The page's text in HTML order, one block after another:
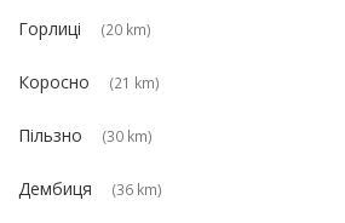
Горлиці (20 km)
Коросно (21 km)
Пільзно (30 km)
Дембиця (36 km)